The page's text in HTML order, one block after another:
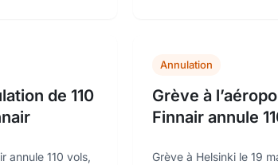
de 110
annule 110 vols,
Annulation
Grève à
Finnair annule
Grève à Helsinki le 19